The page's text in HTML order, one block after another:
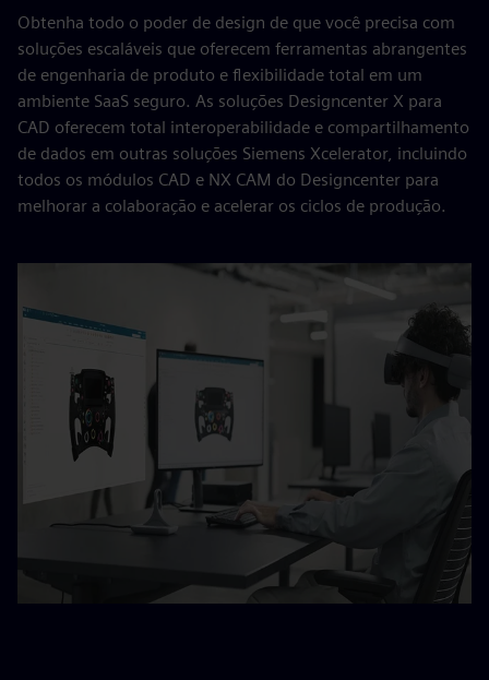
Obtenha todo o poder de design de que você precisa com
soluções escaláveis que oferecem ferramentas abrangentes
de engenharia de produto e flexibilidade total em um
ambiente SaaS seguro. As soluções Designcenter X para
CAD oferecem total interoperabilidade e compartilhamento
de dados em outras soluções Siemens Xcelerator, incluindo
todos os módulos CAD e NX CAM do Designcenter para
melhorar a colaboração e acelerar os ciclos de produção.